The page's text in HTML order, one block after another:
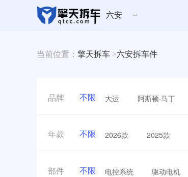
六安
当前位置： 擎天拆车 >六安拆车件
品牌 不限 大运 阿斯顿·马丁
年款 不限 2026款 2025款
部件 不限 电控系统 驱动电机